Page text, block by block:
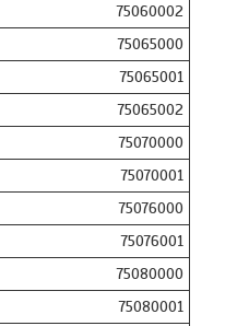
75060002
75065000
75065001
75065002
75070000
75070001
75076000
75076001
75080000
75080001